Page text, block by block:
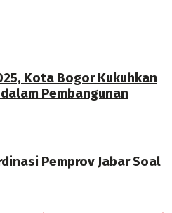
Kota Bogor Kukuhkan
Pembangunan
Pemprov Jabar Soal